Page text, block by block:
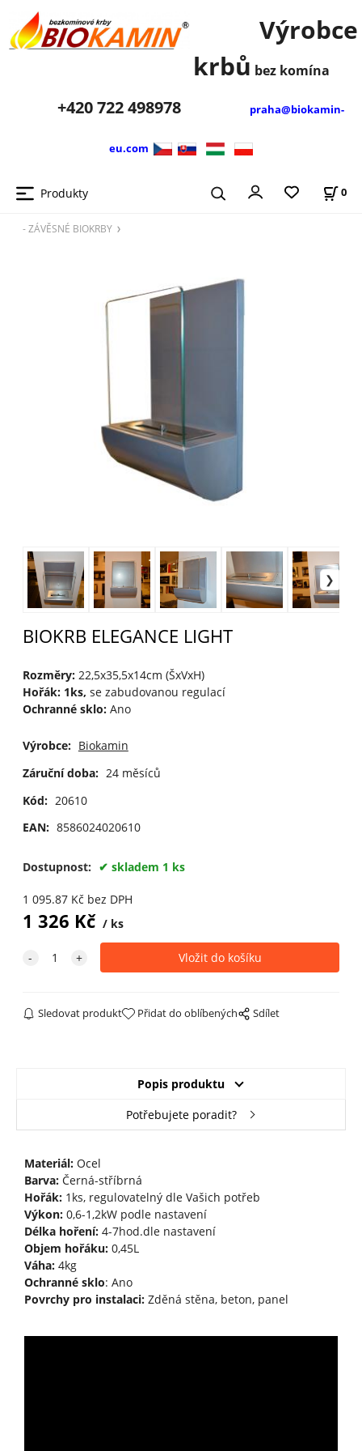
Výrobce
krbů bez komína
+420722 498978 praha@biokamin-
eu.com
Produkty 0
- ZÁVĚSNÉ BIOKRBY
BIOKRB ELEGANCE LIGHT
Rozměry:22,5x35,5x14cm (ŠxVxH)
Hořák: 1ks, se zabudovanou regulací
Ochranné sklo:Ano
Výrobce: Biokamin
Záruční doba: 24 měsíců
Kód: 20610
EAN: 8586024020610
Dostupnost: skladem 1 ks
1 095.87Kč bez DPH
1 326 Kč ks
Sledovat produkt Přidat do oblíbených Sdílet
Popis produktu
Potřebujete poradit?
Materiál:Ocel
Barva:Černá-stříbrná
Hořák:1ks, regulovatelný dle Vašich potřeb
Výkon:0,6-1,2kW podle nastavení
Délka hoření:4-7hod.dle nastavení
Objem hořáku:0,45L
Váha:4kg
Ochranné sklo: Ano
Povrchy pro instalaci:Zděná stěna, beton, panel